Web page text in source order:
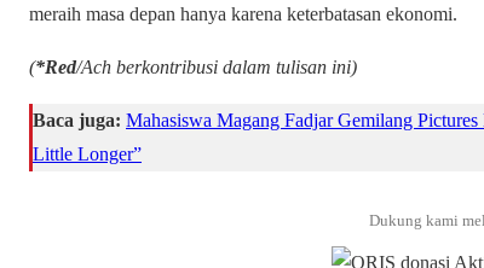
meraih masa depan hanya karena keterbatasan ekonomi.
(*Red/Ach berkontribusi dalam tulisan ini)
Baca juga: Mahasiswa Magang Fadjar Gemilang
Little Longer”
Dukung kami